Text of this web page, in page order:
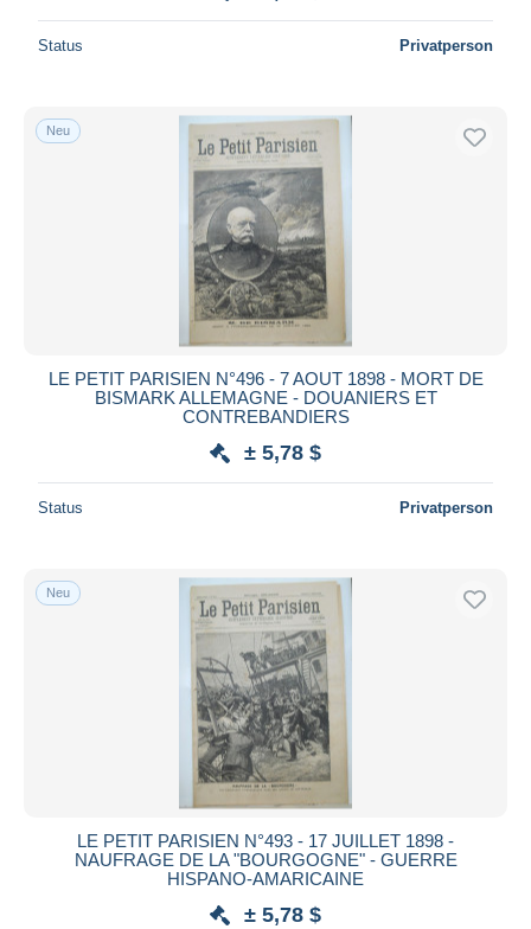
Status Privatperson
Neu
LE PETIT PARISIEN N°496 - 7 AOUT 1898 - MORT DE
BISMARK ALLEMAGNE - DOUANIERS ET
CONTREBANDIERS
± 5,78 $
Status Privatperson
Neu
LE PETIT PARISIEN N°493 - 17 JUILLET 1898 -
NAUFRAGE DE LA "BOURGOGNE" - GUERRE
HISPANO-AMARICAINE
± 5,78 $